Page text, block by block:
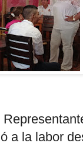
a la labor